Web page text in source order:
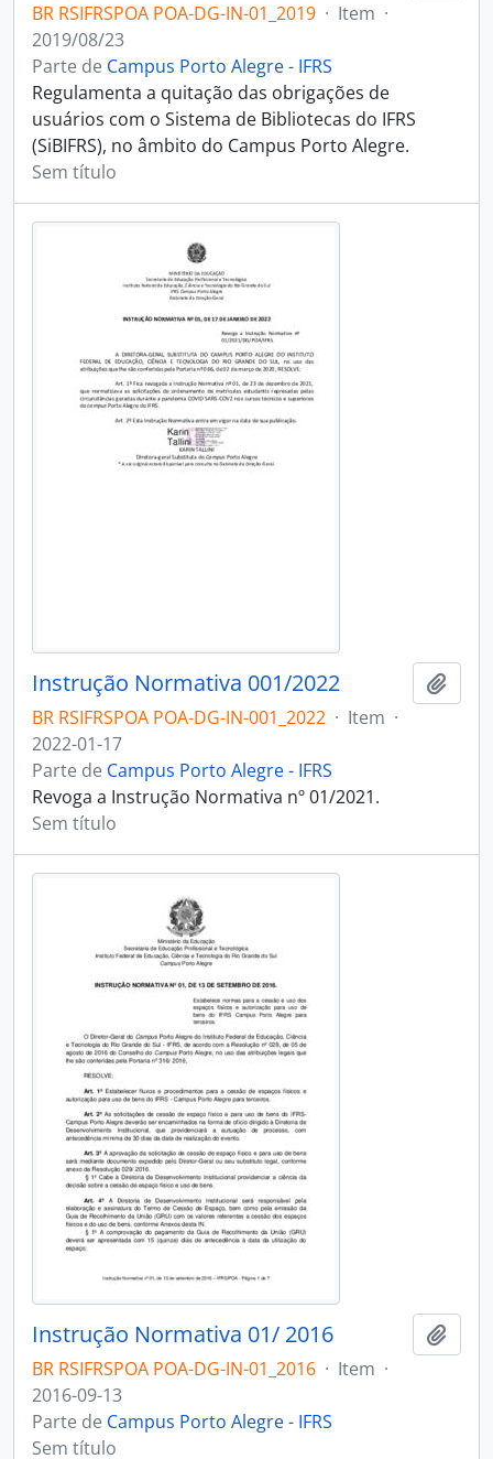
BR RSIFRSPOA POA-DG-IN-01_2019 · Item ·
2019/08/23
Parte de Campus Porto Alegre - IFRS
Regulamenta a quitação das obrigações de
usuários com o Sistema de Bibliotecas do IFRS
(SiBIFRS), no âmbito do Campus Porto Alegre.
Sem título
Instrução Normativa 001/2022
BR RSIFRSPOA POA-DG-IN-001_2022 · Item ·
2022-01-17
Parte de Campus Porto Alegre - IFRS
Revoga a Instrução Normativa nº 01/2021.
Sem título
Instrução Normativa 01/ 2016
BR RSIFRSPOA POA-DG-IN-01_2016 · Item ·
2016-09-13
Parte de Campus Porto Alegre - IFRS
Sem título